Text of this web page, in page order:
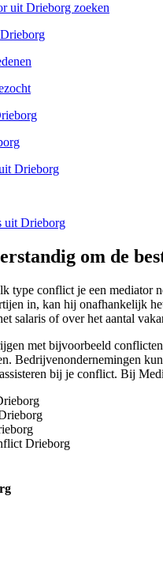
uit Drieborg zoeken
Drieborg
uit Drieborg
om de
type conflict je een mediator
in, kan hij onafhankelijk
salaris of over het aantal
met bijvoorbeeld
Bedrijvenondernemingen
bij je conflict. Bij
Drieborg